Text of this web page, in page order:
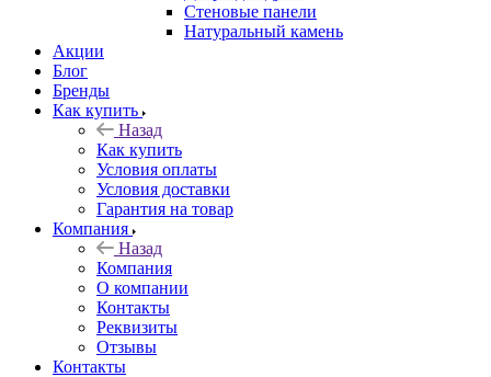
Стеновые панели
Натуральный камень
Акции
Блог
Бренды
Как купить
Назад
Как купить
Условия оплаты
Условия доставки
Гарантия на товар
Компания
Назад
Компания
О компании
Контакты
Реквизиты
Отзывы
Контакты